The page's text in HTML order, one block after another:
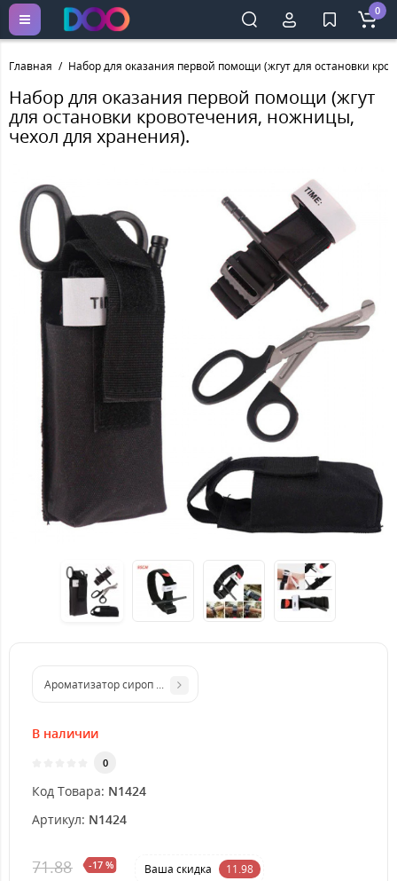
0
Главная Набор для оказания первой помощи (жгут для остановки
Набор для оказания первой помощи (жгут
для остановки кровотечения, ножницы,
чехол для хранения).
Ароматизатор сироп RS Шоколад
В наличии
0
Код Товара: N1424
Артикул: N1424
71.88 -17 % Ваша cкидка 11.98